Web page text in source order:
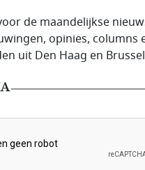
de abonnee.
de maandelijkse
opinies, columns
uit Den Haag en